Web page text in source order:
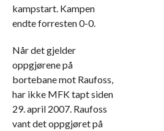
kampstart. Kampen
endte forresten 0-0.
Når det gjelder
oppgjørene på
bortebane mot Raufoss,
har ikke MFK tapt siden
29. april 2007. Raufoss
vant det oppgjøret på